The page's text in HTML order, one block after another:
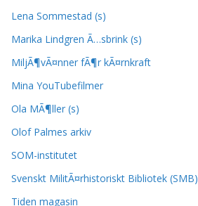
Lena Sommestad (s)
Marika Lindgren Ã…sbrink (s)
MiljÃ¶vÃ¤nner fÃ¶r kÃ¤rnkraft
Mina YouTubefilmer
Ola MÃ¶ller (s)
Olof Palmes arkiv
SOM-institutet
Svenskt MilitÃ¤rhistoriskt Bibliotek (SMB)
Tiden magasin